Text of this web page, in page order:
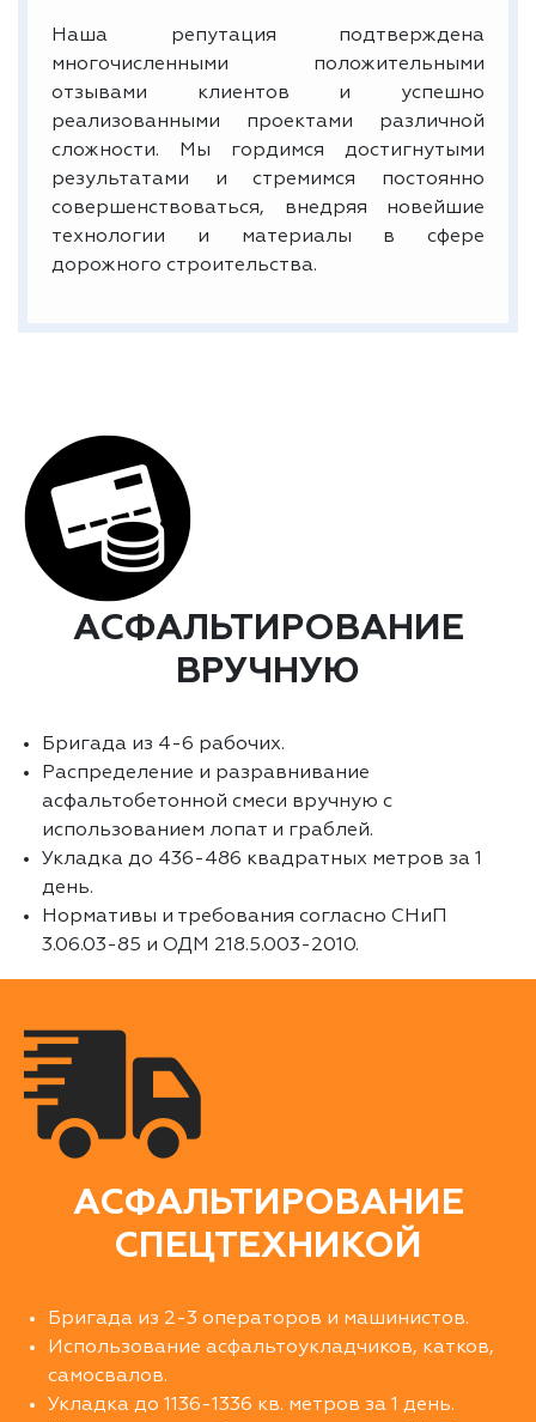
Наша репутация подтверждена
многочисленными положительными
отзывами клиентов и успешно
реализованными проектами различной
сложности. Мы гордимся достигнутыми
результатами и стремимся постоянно
совершенствоваться, внедряя новейшие
технологии и материалы в сфере
дорожного строительства.
АСФАЛЬТИРОВАНИЕ
ВРУЧНУЮ
Бригада из 4-6 рабочих.
Распределение и разравнивание
асфальтобетонной смеси вручную с
использованием лопат и граблей.
Укладка до 436-486 квадратных метров за 1
день.
Нормативы и требования согласно СНиП
3.06.03-85 и ОДМ 218.5.003-2010.
АСФАЛЬТИРОВАНИЕ
СПЕЦТЕХНИКОЙ
Бригада из 2-3 операторов и машинистов.
Использование асфальтоукладчиков, катков,
самосвалов.
Укладка до 1136-1336 кв. метров за 1 день.